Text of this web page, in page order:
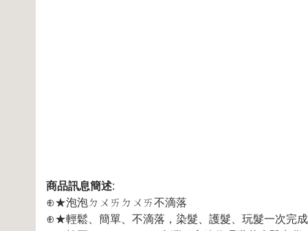
商品訊息簡述:
⊕★泡泡ㄉㄨㄞㄉㄨㄞ不滴落
⊕★輕鬆、簡單、不滴落，染髮、護髮、玩髮一次完成